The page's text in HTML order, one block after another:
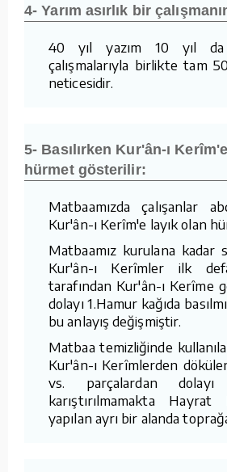
4- Yarım asırlık bir
40 yıl yazım 10 yıl da
çalışmalarıyla birlikte tam 50
neticesidir.
5- Basılırken Kur'ân-ı
hürmet gösterilir:
Matbaamızda çalışanlar
Kur'ân-ı Kerîm'e layık olan
Matbaamız kurulana kadar
Kur'ân-ı Kerîmler ilk
tarafından Kur'ân-ı Kerîme
dolayı 1.Hamur kağıda
bu anlayış değişmiştir.
Matbaa temizliğinde
Kur'ân-ı Kerîmlerden
vs. parçalardan dolayı
karıştırılmamakta Hayrat
yapılan ayrı bir alanda